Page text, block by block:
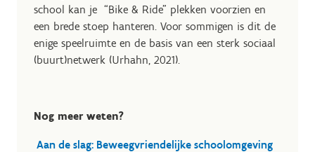
school kan je “Bike & Ride” plekken voorzien en
een brede stoep hanteren. Voor sommigen is dit de
enige speelruimte en de basis van een sterk sociaal
(buurt)netwerk (Urhahn, 2021).
Nog meer weten?
Aan de slag: Beweegvriendelijke schoolomgeving